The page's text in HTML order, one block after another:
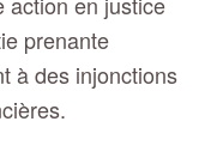
prenante
à des injonctions